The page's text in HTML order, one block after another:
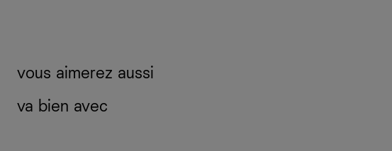
vous aimerez aussi
va bien avec